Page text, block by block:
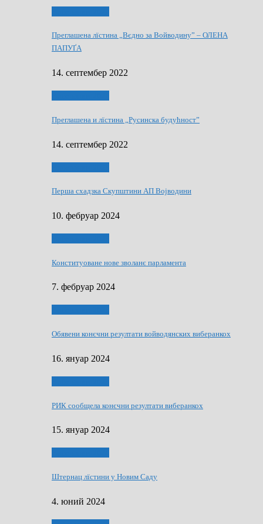
Преглашена лїстина „Вєдно за Войводину” – ОЛЕНА
ПАПУҐА
14. септембер 2022
Преглашена и лїстина „Русинска будућност”
14. септембер 2022
Перша схадзка Скупштини АП Војводини
10. фебруар 2024
Конституоване нове зволанє парламентa
7. фебруар 2024
Обявени конєчни резултати войводянских виберанкох
16. януар 2024
РИК сообщела конєчни резултати виберанкох
15. януар 2024
Штернац лїстини у Новим Саду
4. юний 2024